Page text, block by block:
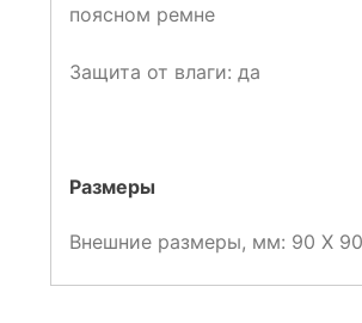
поясном ремне
Защита от влаги: да
Размеры
Внешние размеры, мм: 90 X